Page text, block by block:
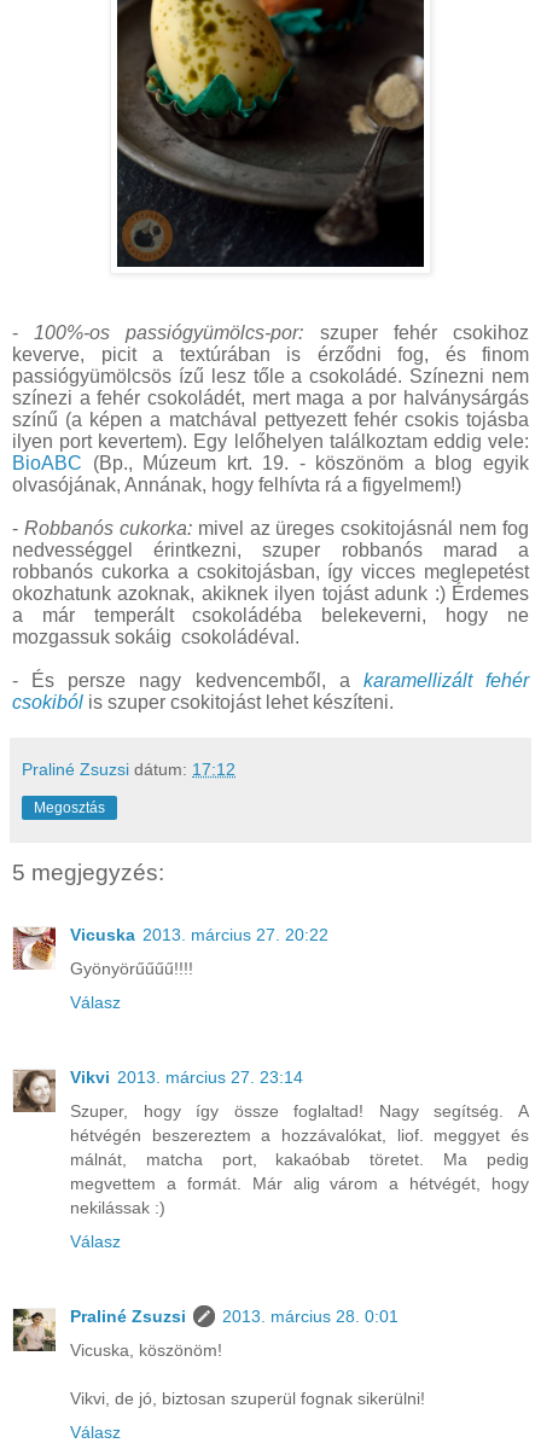
- 100%-os passiógyümölcs-por: szuper fehér csokihoz
keverve, picit a textúrában is érződni fog, és finom
passiógyümölcsös ízű lesz tőle a csokoládé. Színezni nem
színezi a fehér csokoládét, mert maga a por halványsárgás
színű (a képen a matchával pettyezett fehér csokis tojásba
ilyen port kevertem). Egy lelőhelyen találkoztam eddig vele:
BioABC (Bp., Múzeum krt. 19. - köszönöm a blog egyik
olvasójának, Annának, hogy felhívta rá a figyelmem!)
- Robbanós cukorka:mivel az üreges csokitojásnál nem fog
nedvességgel érintkezni, szuper robbanós marad a
robbanós cukorka a csokitojásban, így vicces meglepetést
okozhatunk azoknak, akiknek ilyen tojást adunk :) Érdemes
a már temperált csokoládéba belekeverni, hogy ne
mozgassuk sokáig csokoládéval.
- És persze nagy kedvencemből, a karamellizált fehér
csokiból is szuper csokitojást lehet készíteni.
Praliné Zsuzsi dátum: 17:12
Megosztás
5 megjegyzés:
Vicuska 2013. március 27. 20:22
Gyönyörűűűű!!!!
Válasz
Vikvi 2013. március 27. 23:14
Szuper, hogy így össze foglaltad! Nagy segítség. A
hétvégén beszereztem a hozzávalókat, liof. meggyet és
málnát, matcha port, kakaóbab töretet. Ma pedig
megvettem a formát. Már alig várom a hétvégét, hogy
nekilássak :)
Válasz
Praliné Zsuzsi
2013. március 28. 0:01
Vicuska, köszönöm!
Vikvi, de jó, biztosan szuperül fognak sikerülni!
Válasz